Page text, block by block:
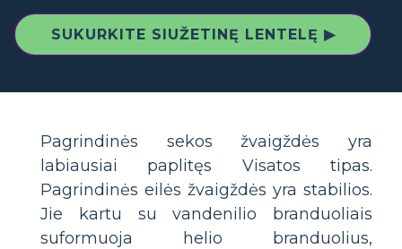
SUKURKITE SIUŽETINĘ LENTELĘ ▶
Pagrindinės sekos žvaigždės yra
labiausiai paplitęs Visatos tipas.
Pagrindinės eilės žvaigždės yra stabilios.
Jie kartu su vandenilio branduoliais
suformuoja helio branduolius,